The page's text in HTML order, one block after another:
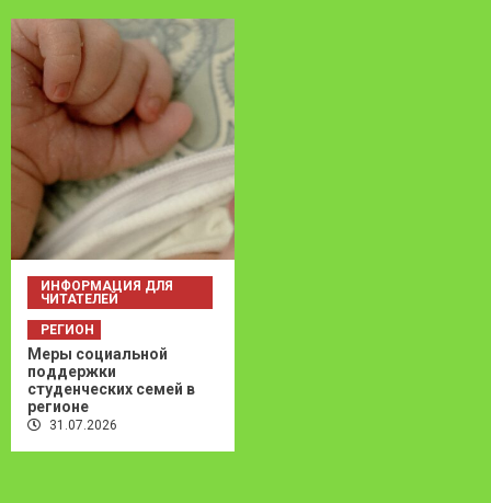
ИНФОРМАЦИЯ ДЛЯ
ЧИТАТЕЛЕЙ
РЕГИОН
Меры социальной
поддержки
студенческих семей в
регионе
31.07.2026